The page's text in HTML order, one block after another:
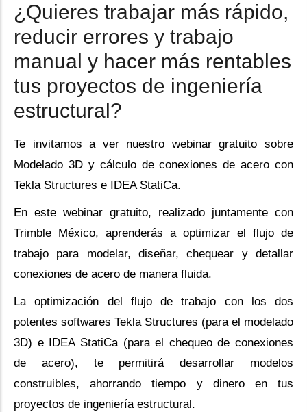
¿Quieres trabajar más rápido,
reducir errores y trabajo
manual y hacer más rentables
tus proyectos de ingeniería
estructural?
Te invitamos a ver nuestro webinar gratuito sobre
Modelado 3D y cálculo de conexiones de acero con
Tekla Structures e IDEA StatiCa.
En este webinar gratuito, realizado juntamente con
Trimble México, aprenderás a optimizar el flujo de
trabajo para modelar, diseñar, chequear y detallar
conexiones de acero de manera fluida.
La optimización del flujo de trabajo con los dos
potentes softwares Tekla Structures (para el modelado
3D) e IDEA StatiCa (para el chequeo de conexiones
de acero), te permitirá desarrollar modelos
construibles, ahorrando tiempo y dinero en tus
proyectos de ingeniería estructural.